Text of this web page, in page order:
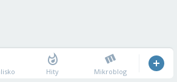
Hity Mikroblog